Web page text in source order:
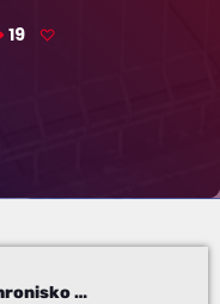
19
Dominik Domiszewski, schronisko w B-B